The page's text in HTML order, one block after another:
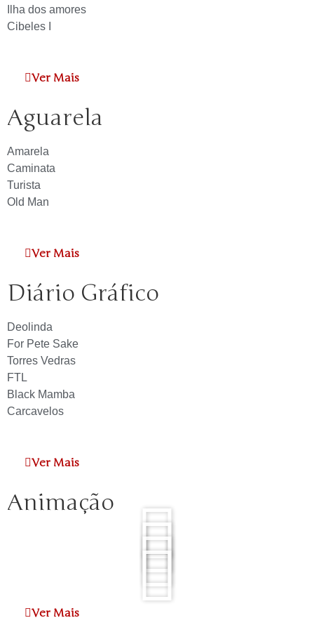
Ilha dos amores
Cibeles I
Ver Mais
Aguarela
Amarela
Caminata
Turista
Old Man
Ver Mais
Diário Gráfico
Deolinda
For Pete Sake
Torres Vedras
FTL
Black Mamba
Carcavelos
Ver Mais
Animação
Ver Mais